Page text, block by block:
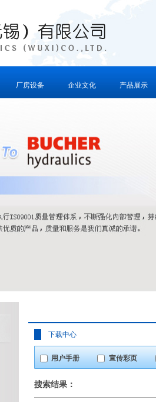
厂房设备 企业文化 产品展示
下载中心
用户手册 宣传彩页
搜索结果：